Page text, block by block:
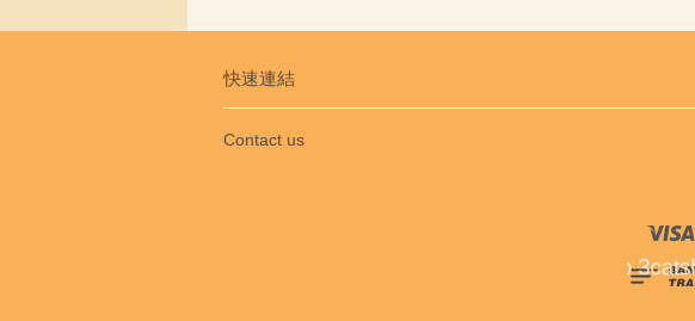
快速連結
Contact us